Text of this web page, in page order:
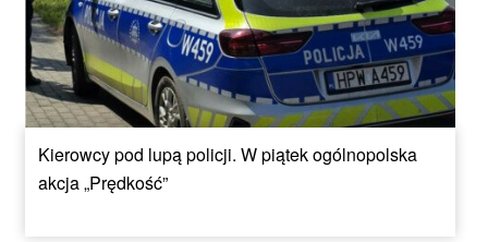
Kierowcy pod lupą policji. W piątek ogólnopolska
akcja „Prędkość”